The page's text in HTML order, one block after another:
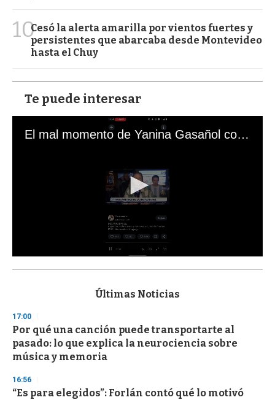
10Cesó la alerta amarilla por vientos fuertes y
persistentes que abarcaba desde Montevideo
hasta el Chuy
Te puede interesar
El mal momento de Yanina Gasañol con un hincha argentino en "Subrayado"
s
d
s
o
f
3
s
e
Últimas Noticias
17:00
Por qué una canción puede transportarte al
pasado: lo que explica la neurociencia sobre
música y memoria
16:56
“Es para elegidos”: Forlán contó qué lo motivó